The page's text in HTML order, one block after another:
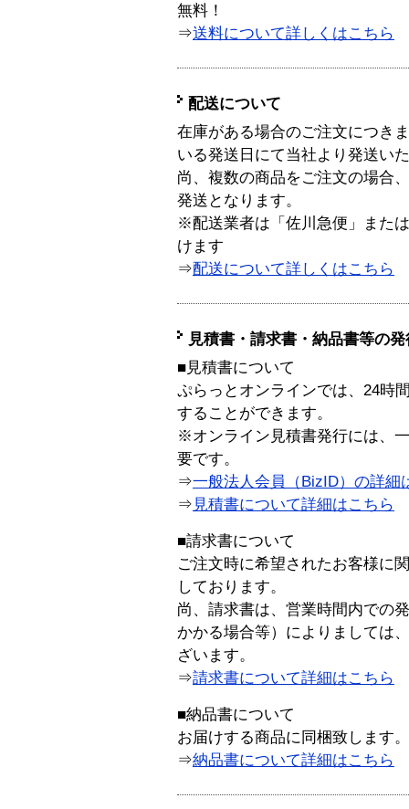
無料！
⇒送料について詳しくはこちら
配送について
在庫がある場合のご注文につき
いる発送日にて当社より発送い
尚、複数の商品をご注文の場合
発送となります。
※配送業者は「佐川急便」また
けます
⇒配送について詳しくはこちら
見積書・請求書・納品書等の
■見積書について
ぷらっとオンラインでは、24時
することができます。
※オンライン見積書発行には、
要です。
⇒一般法人会員（BizID）の詳細
⇒ 見積書について詳細はこちら
■請求書について
ご注文時に希望されたお客様に
しております。
尚、請求書は、営業時間内での
かかる場合等）によりましては
ざいます。
⇒請求書について詳細はこちら
■納品書について
お届けする商品に同梱致します。
⇒納品書について詳細はこちら